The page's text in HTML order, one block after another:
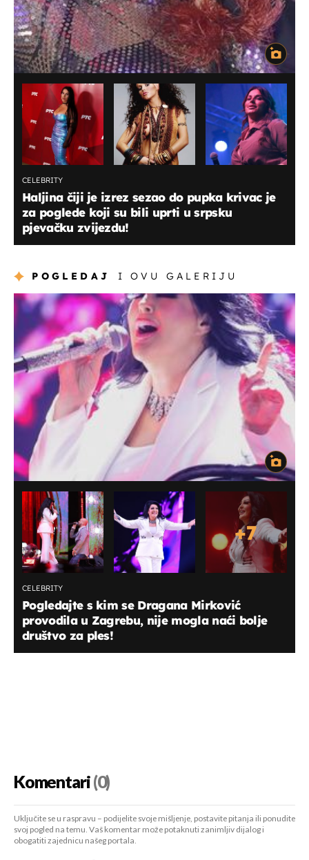
CELEBRITY
Haljina čiji je izrez sezao do pupka krivac je
za poglede koji su bili uprti u srpsku
pjevačku zvijezdu!
POGLEDAJ I OVU GALERIJU
+7
CELEBRITY
Pogledajte s kim se Dragana Mirković
provodila u Zagrebu, nije mogla naći bolje
društvo za ples!
Komentari(0)
Uključite se u raspravu – podijelite svoje mišljenje, postavite pitanja ili ponudite
svoj pogled na temu. Vaš komentar može potaknuti zanimljiv dijalog i
obogatiti zajednicu našeg portala.